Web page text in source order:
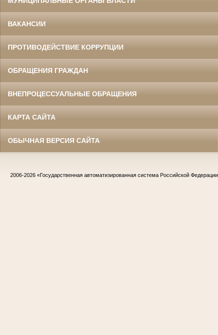
ВАКАНСИИ
ПРОТИВОДЕЙСТВИЕ КОРРУПЦИИ
ОБРАЩЕНИЯ ГРАЖДАН
ВНЕПРОЦЕССУАЛЬНЫЕ ОБРАЩЕНИЯ
КАРТА САЙТА
ОБЫЧНАЯ ВЕРСИЯ САЙТА
2006-2026 «Государственная автоматизированная система Российской